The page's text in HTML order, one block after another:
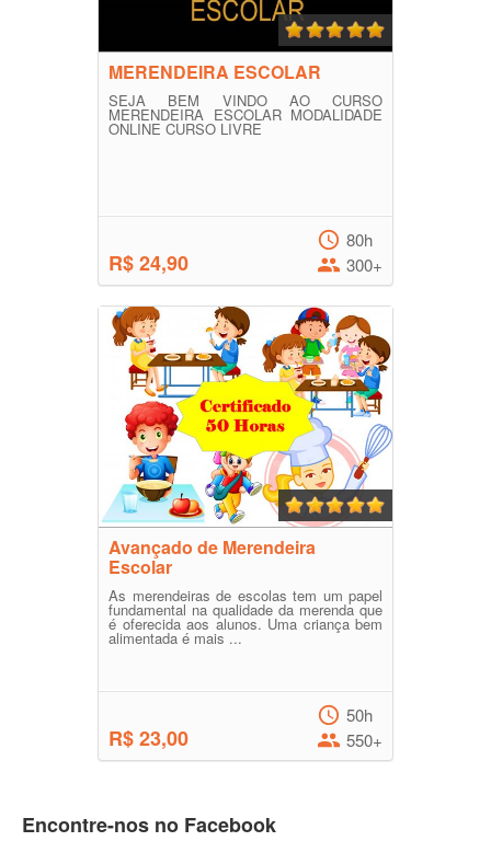
MERENDEIRA ESCOLAR
SEJA BEM VINDO AO CURSO
MERENDEIRA ESCOLAR MODALIDADE
ONLINE CURSO LIVRE
R$ 24,90
80h
300+
Avançado de Merendeira
Escolar
As merendeiras de escolas tem um papel
fundamental na qualidade da merenda que
é oferecida aos alunos. Uma criança bem
alimentada é mais ...
R$ 23,00
50h
550+
Encontre-nos no Facebook